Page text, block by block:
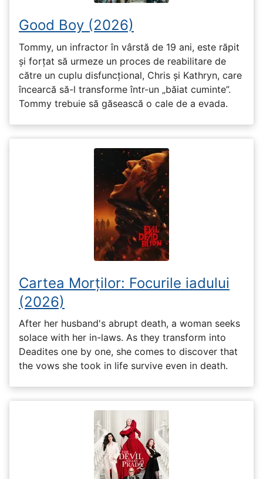
Good Boy (2026)
Tommy, un infractor în vârstă de 19 ani, este răpit
și forțat să urmeze un proces de reabilitare de
către un cuplu disfuncțional, Chris și Kathryn, care
încearcă să-l transforme într-un „băiat cuminte”.
Tommy trebuie să găsească o cale de a evada.
Cartea Morților: Focurile iadului
(2026)
After her husband's abrupt death, a woman seeks
solace with her in-laws. As they transform into
Deadites one by one, she comes to discover that
the vows she took in life survive even in death.